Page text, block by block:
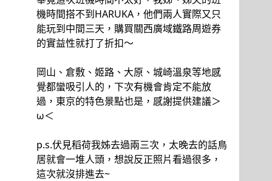
機時間搭不到HARUKA，他們兩人實際又只
能玩到中間三天，購買關西廣域鐵路周遊券
的實益性就打了折扣～
岡山、倉敷、姬路、大原、城崎溫泉等地感
覺都蠻吸引人的，下次有機會肯定不能放
過，東京的特色景點也是，感謝提供建議＞
ω＜
p.s.伏見稻荷我姊去過兩三次，太晚去的話鳥
居就會一堆人頭，想說反正照片看過很多，
這次就沒排進去~